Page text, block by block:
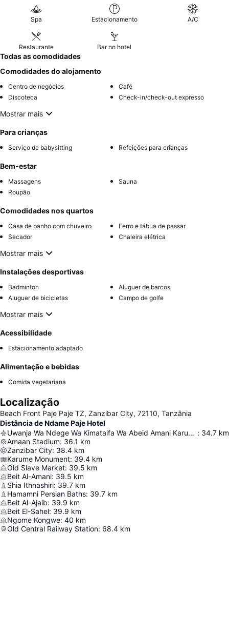
Spa Estacionamento A/C
Restaurante Bar no hotel
Todas as comodidades
Comodidades do alojamento
Centro de negócios
Café
Discoteca
Check-in/check-out expresso
Mostrar mais
Para crianças
Serviço de babysitting Refeições para crianças
Bem-estar
Massagens
Sauna
Roupão
Comodidades nos quartos
Casa de banho com chuveiro
Ferro e tábua de passar
Secador
Chaleira elétrica
Mostrar mais
Instalações desportivas
Badminton
Aluguer de barcos
Aluguer de bicicletas
Campo de golfe
Mostrar mais
Acessibilidade
Estacionamento adaptado
Alimentação e bebidas
Comida vegetariana
Localização
Beach Front Paje Paje TZ, Zanzibar City, 72110, Tanzânia
Distância de Ndame Paje Hotel
Uwanja Wa Ndege Wa Kimataifa Wa Abeid Amani Karume : 34.7 km
Amaan Stadium: 36.1 km
Zanzibar City: 38.4 km
Karume Monument: 39.4 km
Old Slave Market: 39.5 km
Beit Al-Amani: 39.5 km
Shia Ithnashiri: 39.7 km
Hamamni Persian Baths: 39.7 km
Beit Al-Ajaib: 39.9 km
Beit El-Sahel: 39.9 km
Ngome Kongwe: 40 km
Old Central Railway Station: 68.4 km